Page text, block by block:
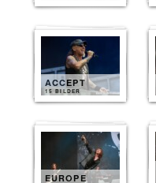
ACCEPT
15 BILDER
EUROPE